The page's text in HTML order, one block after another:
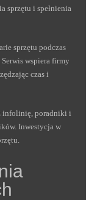
sprzętu i spełnienia
sprzętu podczas
wspiera firmy
czas i
infolinię, poradniki i
Inwestycja w